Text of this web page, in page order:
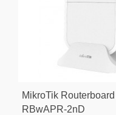
MikroTik
RBwAPR-2nD